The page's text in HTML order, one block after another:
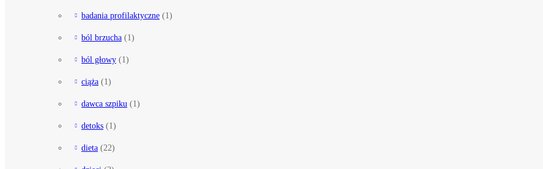
badania profilaktyczne (1)
ból brzucha (1)
ból głowy (1)
ciąża (1)
dawca szpiku (1)
detoks (1)
dieta (22)